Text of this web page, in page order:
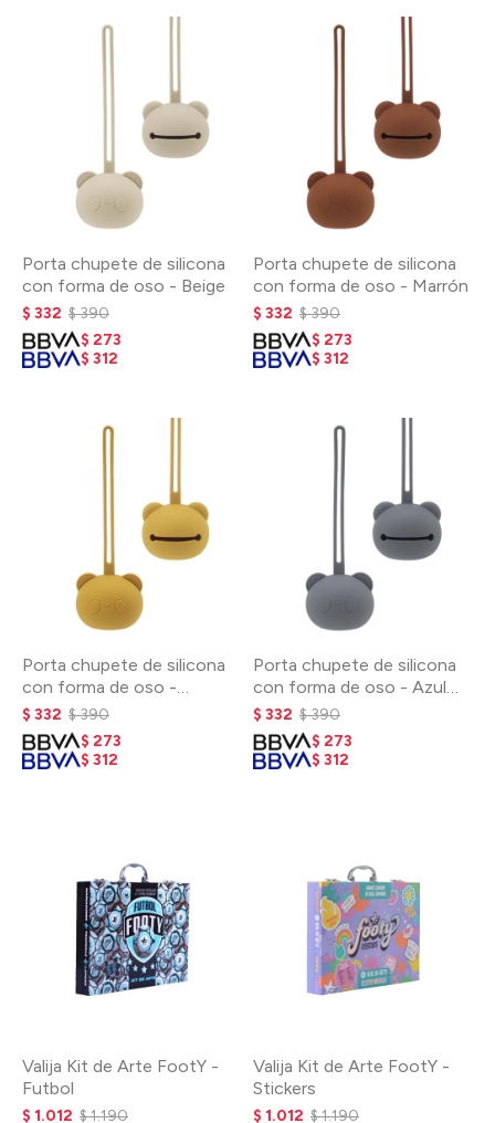
Porta chupete de silicona
con forma de oso - Beige
$ 332 $390
$ 273
$ 312
Porta chupete de silicona
con forma de oso - Marrón
$ 332 $390
$ 273
$ 312
Porta chupete de silicona
con forma de oso -
Mostaza
$ 332 $390
$ 273
$ 312
Porta chupete de silicona
con forma de oso - Azul
perla
$ 332 $390
$ 273
$ 312
Valija Kit de Arte FootY -
Futbol
$ 1.012 $1.190
Valija Kit de Arte FootY -
Stickers
$ 1.012 $1.190